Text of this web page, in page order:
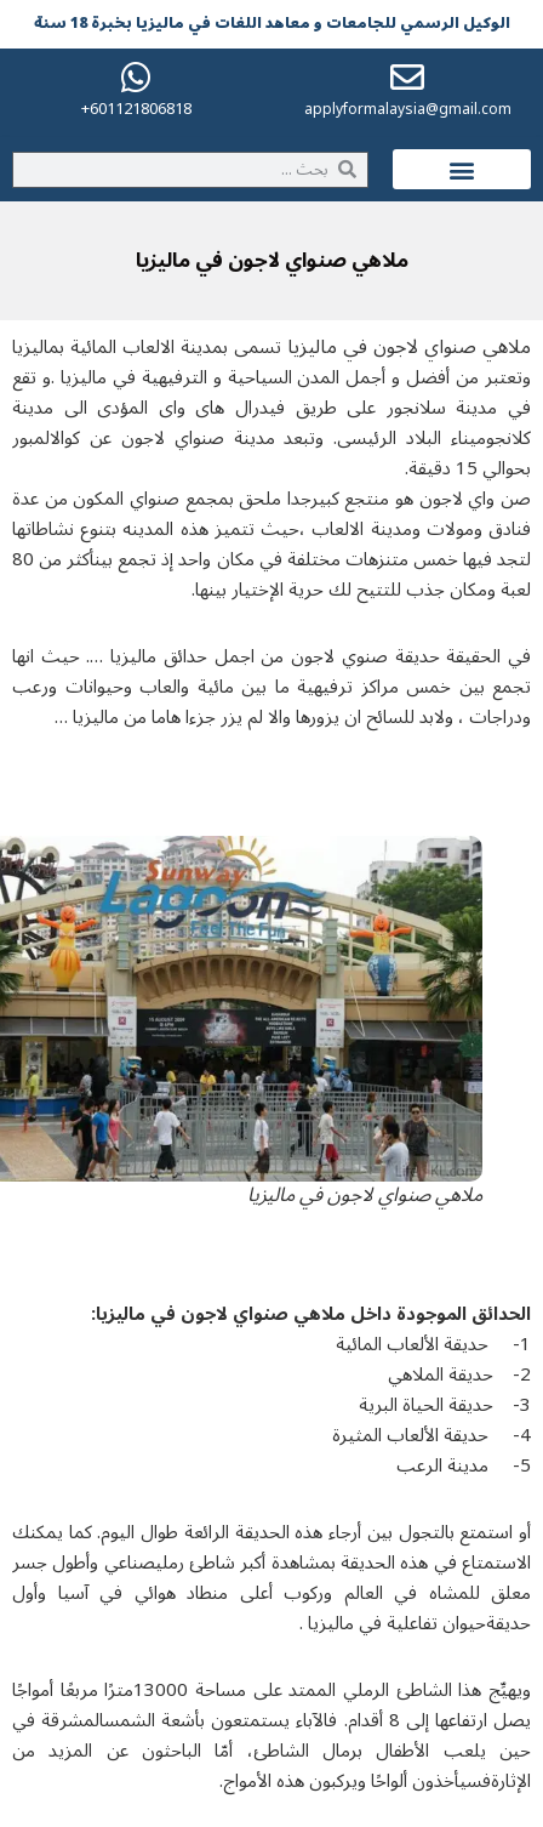
الرسمي للجامعات و معاهد اللغات في مالیزیا بخبرة 18 سنة
601121806818+
ملاهي صنواي لاجون في مالیزیا
صنواي لاجون في مالیزیاتسمى بمدينة الالعاب المائية بماليزيا
من أفضل و أجمل المدن السياحية و الترفيهية في ماليزيا .و تقع
سلانجور على طريق فيدرال هاى واى المؤدى الى مدينة
البلاد الرئيسى. وتبعد مدينة صنواي لاجون عن كوالالمبور
دقيقة.
لاجون هو منتجع كبيرجدا ملحق بمجمع صنواي المكون من عدة
ومولات ومدينة الالعاب ،حيث تتميز هذه المدينه بتنوع نشاطاتها
لتجد فيها خمس متنزهات مختلفة في مكان واحد إذ تجمع بينأكثر من 80
ومكان جذب للتتيح لك حرية الإختيار بينها.
حديقة صنوي لاجون من اجمل حدائق ماليزيا …. حيث انها
بين خمس مراكز ترفيهية ما بين مائية والعاب وحيوانات ورعب
، ولابد للسائح ان يزورها والا لم يزر جزءا هاما من ماليزيا …
ملاهي صنواي لاجون في مالیزیا
الموجودة داخل ملاهي صنواي لاجون في مالیزیا:
بالتجول بين أرجاء هذه الحديقة الرائعة طوال اليوم. كما يمكنك
في هذه الحديقة بمشاهدة أكبر شاطئ رمليصناعي وأطول جسر
للمشاه في العالم وركوب أعلى منطاد هوائي في آسيا وأول
تفاعلية في ماليزيا .
ويهيِّج هذا الشاطئ الرملي الممتد على مساحة 13000مترًا مربعًا أمواجًا
يصل ارتفاعها إلى 8 أقدام. فالآباء يستمتعون بأشعة الشمسالمشرقة في
يلعب الأطفال برمال الشاطئ، أمّا الباحثون عن المزيد من
ألواحًا ويركبون هذه الأمواج.